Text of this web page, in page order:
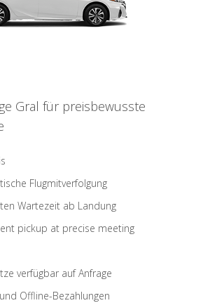
Gral für preisbewusste
Flugmitverfolgung
Wartezeit ab Landung
pickup at precise meeting
verfügbar auf Anfrage
Offline-Bezahlungen